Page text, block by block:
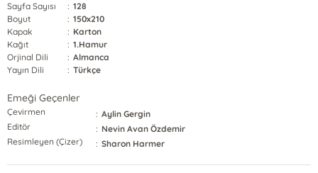
Sayfa Sayısı
: 128
Boyut
: 150x210
Kapak
: Karton
Kağıt
: 1.Hamur
Orjinal Dili
: Almanca
Yayın Dili
: Türkçe
Emeği Geçenler
Çevirmen : Aylin Gergin
Editör
: Nevin Avan Özdemir
Resimleyen (Çizer)
: Sharon Harmer